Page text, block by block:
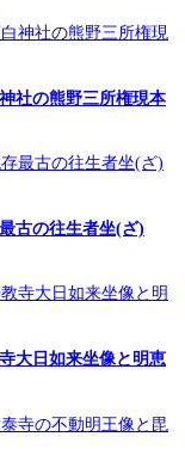
社の熊野三所権現本
古の往生者坐(ざ)
大日如来坐像と明恵